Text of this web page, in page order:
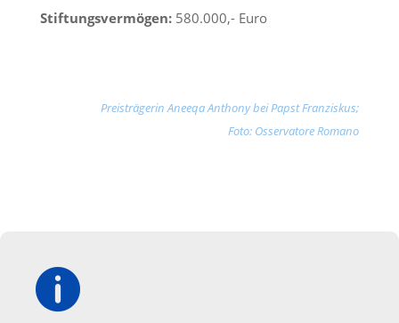
Stiftungsvermögen:580.000,- Euro
Preisträgerin Aneeqa Anthony bei Papst Franziskus;
Foto: Osservatore Romano
